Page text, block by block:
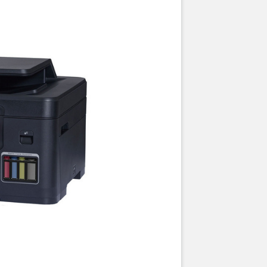
in sử dụng bình mực lớn có thể in được nhiều trang
lo hết mực. Hệ thống bình mực nạp độc lập cho phép
màu mực khi cần thiết.
CHUNG
Máy in phun màu